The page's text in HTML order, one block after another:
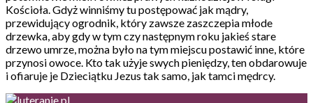
Kościoła. Gdyż winniśmy tu postępować jak mądry,
przewidujący ogrodnik, który zawsze zaszczepia młode
drzewka, aby gdy w tym czy następnym roku jakieś stare
drzewo umrze, można było na tym miejscu postawić inne, które
przynosi owoce. Kto tak użyje swych pieniędzy, ten obdarowuje
i ofiaruje je Dzieciątku Jezus tak samo, jak tamci mędrcy.